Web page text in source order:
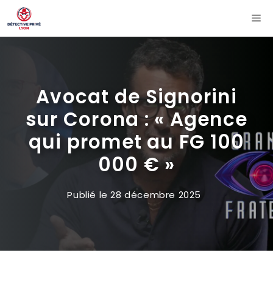
Aller
au
contenu
Avocat de Signorini
sur Corona : « Agence
qui promet au FG 100
000 € »
Publié le28 décembre 2025